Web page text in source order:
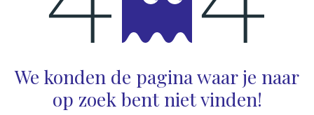
Fout 404
We konden de pagina waar je naar
op zoek bent niet vinden!